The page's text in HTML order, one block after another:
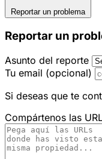
Reportar un problema
Reportar un
Asunto del reporte
Tu email (opcional)
Si deseas que te
Compártenos las